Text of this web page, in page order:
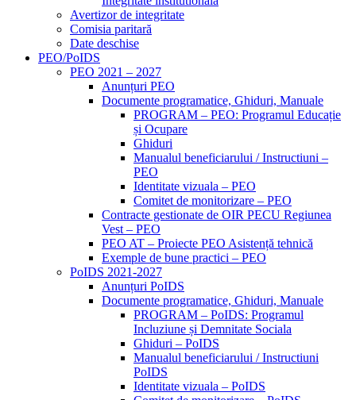
Avertizor de integritate
Comisia paritară
Date deschise
PEO/PoIDS
PEO 2021 – 2027
Anunțuri PEO
Documente programatice, Ghiduri, Manuale
PROGRAM – PEO: Programul Educație
și Ocupare
Ghiduri
Manualul beneficiarului / Instructiuni –
PEO
Identitate vizuala – PEO
Comitet de monitorizare – PEO
Contracte gestionate de OIR PECU Regiunea
Vest – PEO
PEO AT – Proiecte PEO Asistență tehnică
Exemple de bune practici – PEO
PoIDS 2021-2027
Anunțuri PoIDS
Documente programatice, Ghiduri, Manuale
PROGRAM – PoIDS: Programul
Incluziune și Demnitate Sociala
Ghiduri – PoIDS
Manualul beneficiarului / Instructiuni
PoIDS
Identitate vizuala – PoIDS